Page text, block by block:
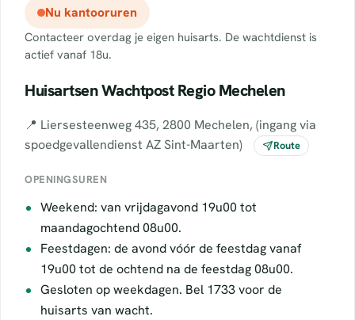
Nu kantooruren
Contacteer overdag je eigen huisarts. De wachtdienst is
actief vanaf 18u.
Huisartsen Wachtpost Regio Mechelen
📍 Liersesteenweg 435, 2800 Mechelen, (ingang via
spoedgevallendienst AZ Sint-Maarten)
Route
OPENINGSUREN
Weekend: van vrijdagavond 19u00 tot
maandagochtend 08u00.
Feestdagen: de avond vóór de feestdag vanaf
19u00 tot de ochtend na de feestdag 08u00.
Gesloten op weekdagen. Bel 1733 voor de
huisarts van wacht.